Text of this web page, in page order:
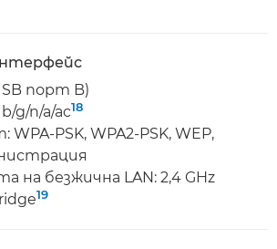
порт B)
b/g/n/a/ac18
PSK, WPA2-PSK, WEP,
на безжична LAN: 2,4 GHz
19